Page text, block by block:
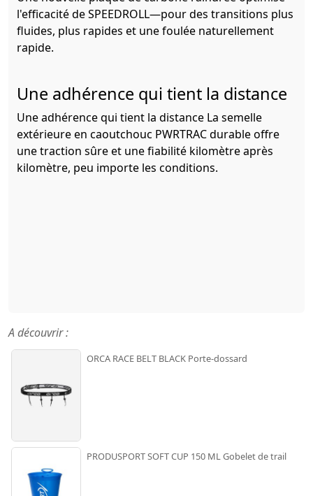
l'efficacité de SPEEDROLL—pour des transitions plus
fluides, plus rapides et une foulée naturellement
rapide.
Une adhérence qui tient la distance
Une adhérence qui tient la distance La semelle
extérieure en caoutchouc PWRTRAC durable offre
une traction sûre et une fiabilité kilomètre après
kilomètre, peu importe les conditions.
A découvrir :
ORCA RACE BELT BLACK Porte-dossard
PRODUSPORT SOFT CUP 150 ML Gobelet de trail